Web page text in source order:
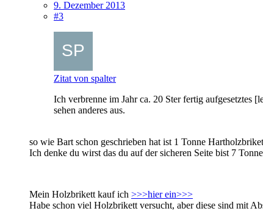
9. Dezember 2013
#3
Zitat von spalter
Ich verbrenne im Jahr ca. 20 Ster fertig aufgesetztes
sehen anderes aus.
so wie Bart schon geschrieben hat ist 1 Tonne
Ich denke du wirst das du auf der sicheren Seite bist 7
Mein Holzbrikett kauf ich >>>hier ein>>>
Habe schon viel Holzbrikett versucht, aber diese sind mit